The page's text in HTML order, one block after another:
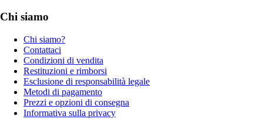
Chi siamo
Chi siamo?
Contattaci
Condizioni di vendita
Restituzioni e rimborsi
Esclusione di responsabilità legale
Metodi di pagamento
Prezzi e opzioni di consegna
Informativa sulla privacy